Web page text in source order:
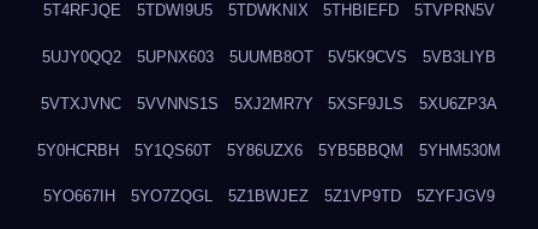
5T4RFJQE 5TDWI9U5 5TDWKNIX 5THBIEFD 5TVPRN5V
5UJY0QQ2 5UPNX603 5UUMB8OT 5V5K9CVS 5VB3LIYB
5VTXJVNC 5VVNNS1S 5XJ2MR7Y 5XSF9JLS 5XU6ZP3A
5Y0HCRBH 5Y1QS60T 5Y86UZX6 5YB5BBQM 5YHM530M
5YO667IH 5YO7ZQGL 5Z1BWJEZ 5Z1VP9TD 5ZYFJGV9